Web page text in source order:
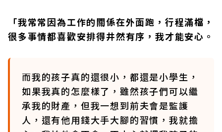
「我常常因為工作的關係在外面跑，行程滿檔，
很多事情都喜歡安排得井然有序，我才能安心。
而我的孩子真的還很小，都還是小學生，
如果我真的怎麼樣了，雖然孩子們可以繼
承我的財產，但我一想到前夫會是監護
人，還有他用錢大手大腳的習慣，我就擔